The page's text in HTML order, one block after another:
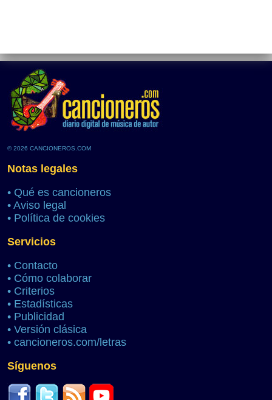
© 2026 CANCIONEROS.COM
Notas legales
• Qué es cancioneros
• Aviso legal
• Política de cookies
Servicios
• Contacto
• Cómo colaborar
• Criterios
• Estadísticas
• Publicidad
• Versión clásica
• cancioneros.com/letras
Síguenos